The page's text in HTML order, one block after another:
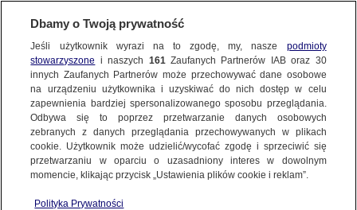
KONTAKT24
Wyślij Materiał
WYŚLIJ MATERIAŁ
NAJNOWSZE
Dzień dobry!
Jedno konto do wszystkich usług
Lekcje od rana do wieczora
z dwugodzinną przerwą w
środku? Plany lekcji na rok
2023/2024
Dbamy o Twoją prywatność
Jeśli użytkownik wyrazi na to zgodę, my, nasze podmioty
stowarzyszone i naszych 161Zaufanych Partnerów IAB oraz 30
innych Zaufanych Partnerów może przechowywać dane osobowe
na urządzeniu użytkownika i uzyskiwać do nich dostęp w celu
zapewnienia bardziej spersonalizowanego sposobu przeglądania.
Odbywa się to poprzez przetwarzanie danych osobowych
zebranych z danych przeglądania przechowywanych w plikach
cookie. Użytkownik może udzielić/wycofać zgodę i sprzeciwić się
przetwarzaniu w oparciu o uzasadniony interes w dowolnym
momencie, klikając przycisk „Ustawienia plików cookie i reklam”.
Polityka Prywatności